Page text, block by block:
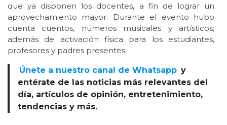
que ya disponen los docentes, a fin de lograr un
aprovechamiento mayor. Durante el evento hubo
cuenta cuentos, números musicales y artísticos;
además de activación física para los estudiantes,
profesores y padres presentes.
Únete a nuestro canal de Whatsapp y
entérate de las noticias más relevantes del
día, artículos de opinión, entretenimiento,
tendencias y más.